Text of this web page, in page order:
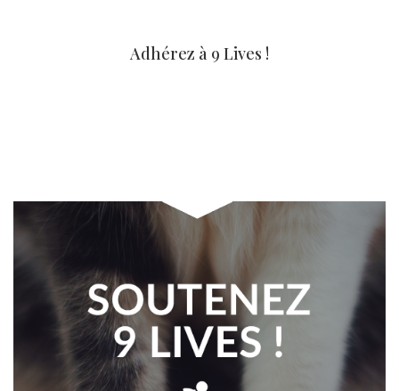
Adhérez à 9 Lives !